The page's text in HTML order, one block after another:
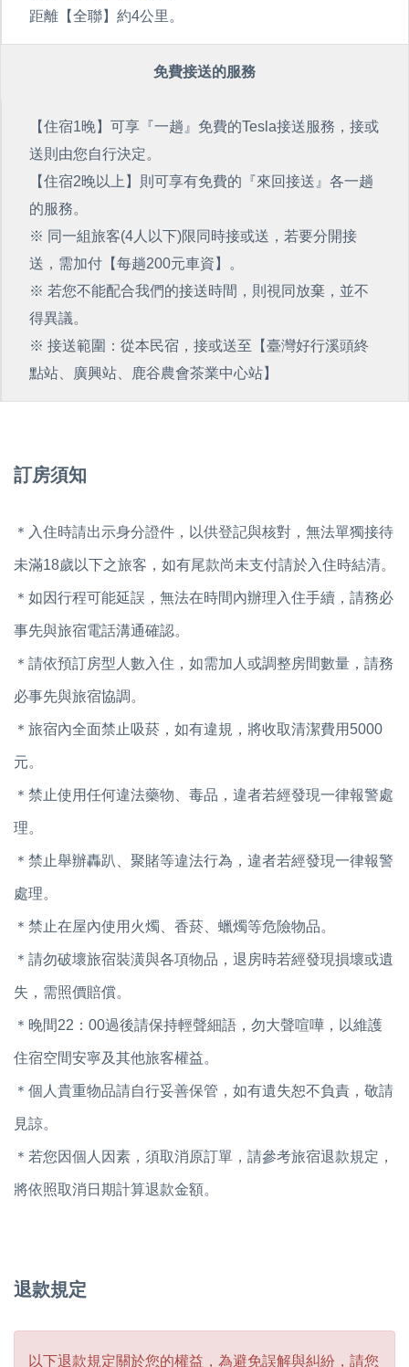
距離【全聯】約4公里。
免費接送的服務
【住宿1晚】可享『一趟』免費的Tesla接送服務，接或
送則由您自行決定。
【住宿2晚以上】則可享有免費的『來回接送』各一趟
的服務。
※ 同一組旅客(4人以下)限同時接或送，若要分開接
送，需加付【每趟200元車資】。
※ 若您不能配合我們的接送時間，則視同放棄，並不
得異議。
※ 接送範圍：從本民宿，接或送至【臺灣好行溪頭終
點站、廣興站、鹿谷農會茶業中心站】
訂房須知
＊入住時請出示身分證件，以供登記與核對，無法單獨接待
未滿18歲以下之旅客，如有尾款尚未支付請於入住時結清。
＊如因行程可能延誤，無法在時間內辦理入住手續，請務必
事先與旅宿電話溝通確認。
＊請依預訂房型人數入住，如需加人或調整房間數量，請務
必事先與旅宿協調。
＊旅宿內全面禁止吸菸，如有違規，將收取清潔費用5000
元。
＊禁止使用任何違法藥物、毒品，違者若經發現一律報警處
理。
＊禁止舉辦轟趴、聚賭等違法行為，違者若經發現一律報警
處理。
＊禁止在屋內使用火燭、香菸、蠟燭等危險物品。
＊請勿破壞旅宿裝潢與各項物品，退房時若經發現損壞或遺
失，需照價賠償。
＊晚間22：00過後請保持輕聲細語，勿大聲喧嘩，以維護
住宿空間安寧及其他旅客權益。
＊個人貴重物品請自行妥善保管，如有遺失恕不負責，敬請
見諒。
＊若您因個人因素，須取消原訂單，請參考旅宿退款規定，
將依照取消日期計算退款金額。
退款規定
以下退款規定關於您的權益，為避免誤解與糾紛，請您